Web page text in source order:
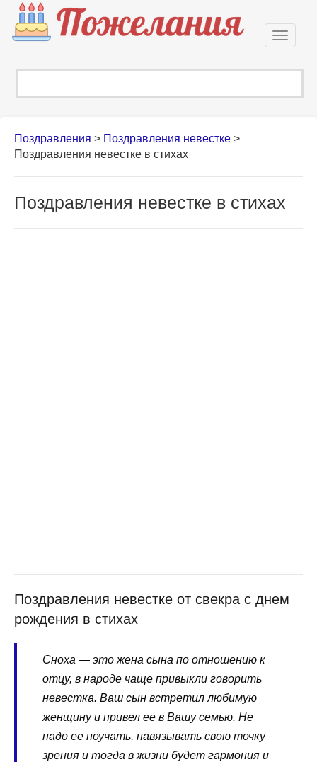
Поздравления > Поздравления невестке >
Поздравления невестке в стихах
Поздравления невестке в стихах
Поздравления невестке от свекра с днем
рождения в стихах
Сноха — это жена сына по отношению к
отцу, в народе чаще привыкли говорить
невестка. Ваш сын встретил любимую
женщину и привел ее в Вашу семью. Не
надо ее поучать, навязывать свою точку
зрения и тогда в жизни будет гармония и